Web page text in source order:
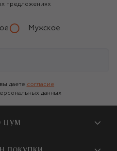
предложениях
Мужское
даете согласие
данных
ЦУМ